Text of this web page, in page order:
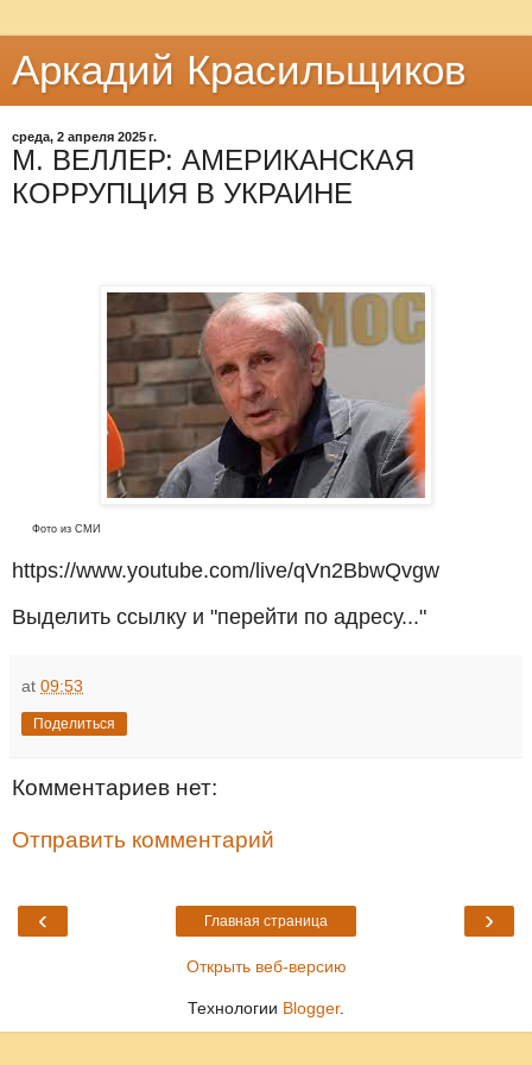
Аркадий Красильщиков
среда, 2 апреля 2025 г.
М. ВЕЛЛЕР: АМЕРИКАНСКАЯ
КОРРУПЦИЯ В УКРАИНЕ
Фото из СМИ
https://www.youtube.com/live/qVn2BbwQvgw
Выделить ссылку и "перейти по адресу..."
at 09:53
Поделиться
Комментариев нет:
Отправить комментарий
‹ ›
Главная страница
Открыть веб-версию
Технологии Blogger.